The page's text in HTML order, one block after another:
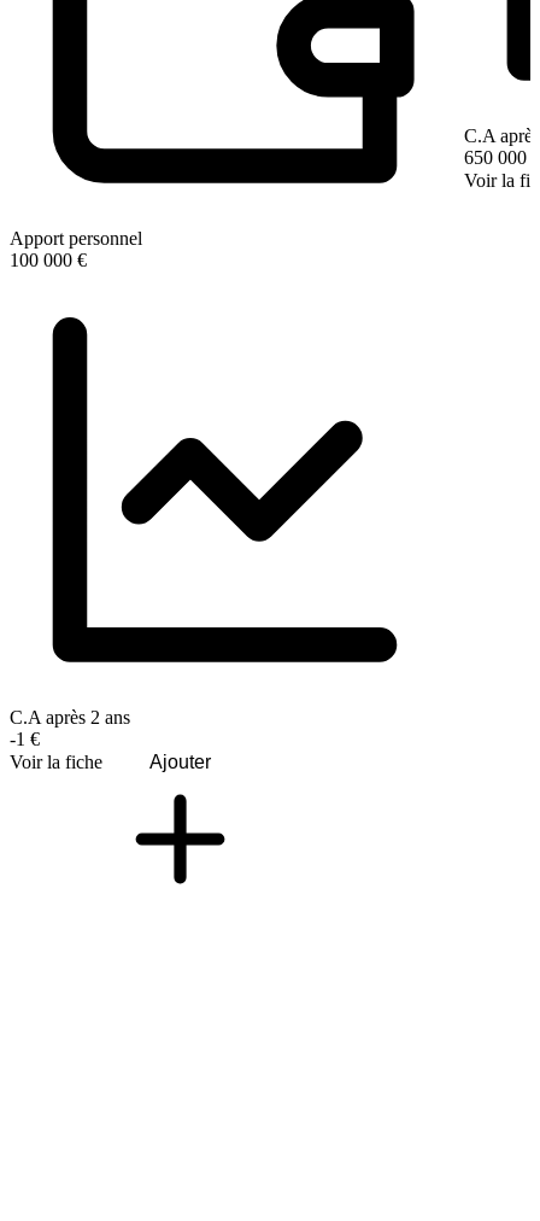
Apport personnel
100 000 €
C.A après 2 ans
-1 €
Voir la fiche
Ajouter
C.A
650 000 €
Voir la